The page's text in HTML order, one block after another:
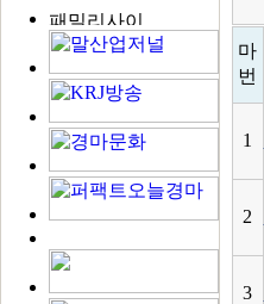
마
번
1
2
3